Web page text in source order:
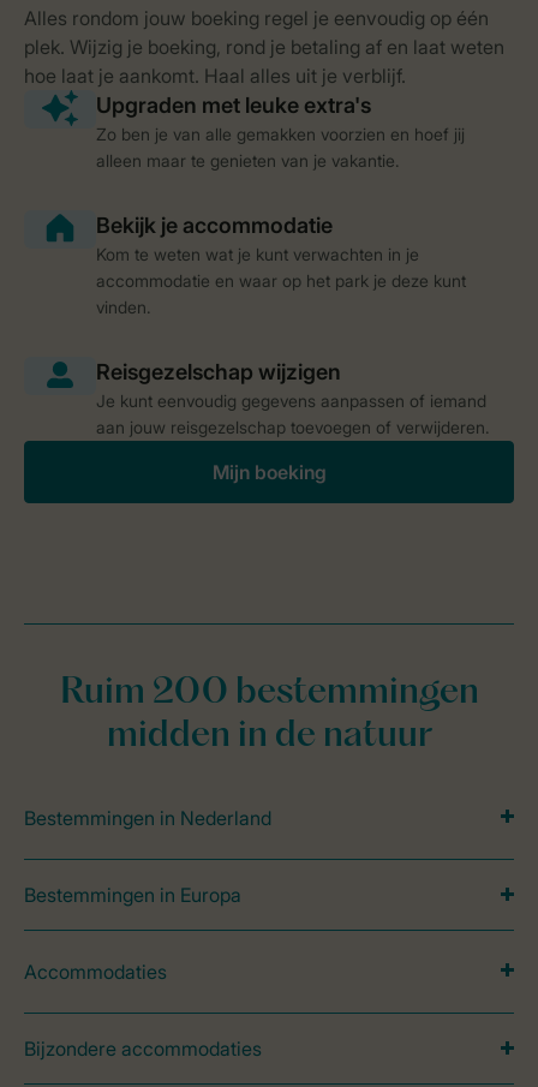
Zo ben je van alle gemakken voorzien en hoef jij
alleen maar te genieten van je vakantie.
Kom te weten wat je kunt verwachten in je
accommodatie en waar op het park je deze kunt
vinden.
Je kunt eenvoudig gegevens aanpassen of iemand
aan jouw reisgezelschap toevoegen of verwijderen.
Mijn boeking
Ruim 200 bestemmingen
midden in de natuur
Bestemmingen in Nederland
Bestemmingen in Europa
Accommodaties
Bijzondere accommodaties